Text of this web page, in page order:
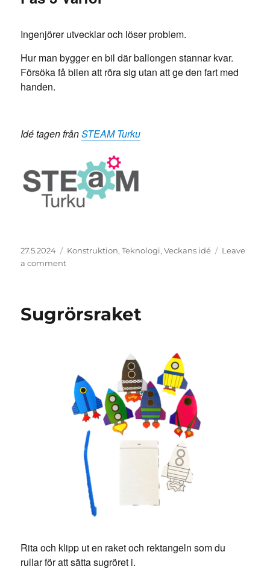
Ingenjörer utvecklar och löser problem.
Hur man bygger en bil där ballongen stannar kvar.
Försöka få bilen att röra sig utan att ge den fart med
handen.
Idé tagen frånSTEAM Turku
Posted
on
27.5.2024 Categories
Konstruktion,Teknologi,Veckans idé
Leave
a commenton
Sugrörsraket
Rita och klipp ut en raket och rektangeln som du
rullar för att sätta sugröret i.